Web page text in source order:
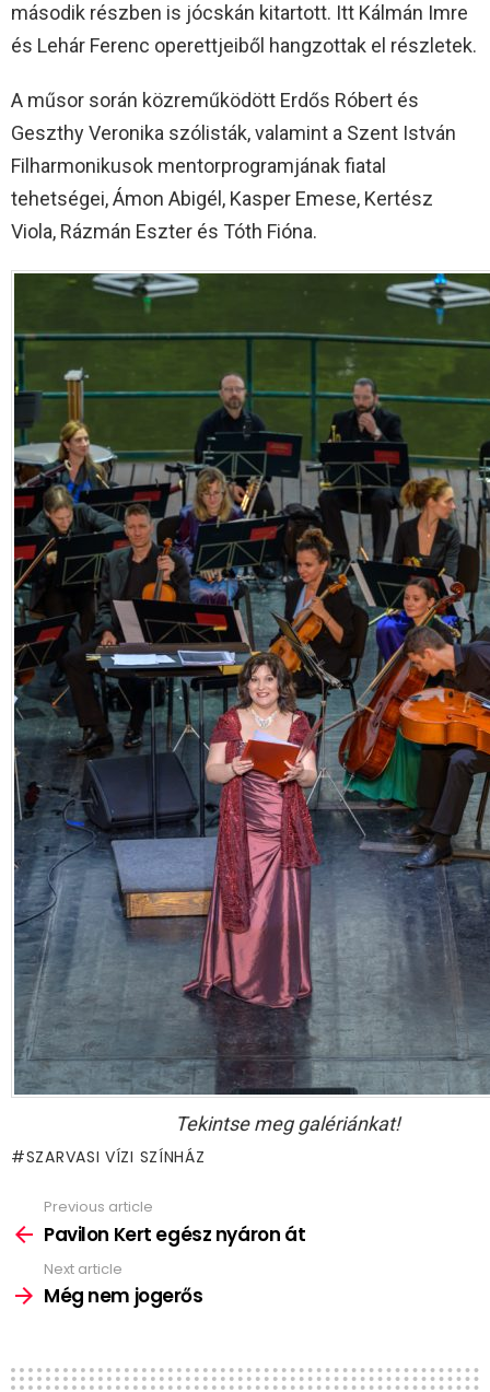
második részben is jócskán kitartott. Itt Kálmán Imre
és Lehár Ferenc operettjeiből hangzottak el részletek.
A műsor során közreműködött Erdős Róbert és
Geszthy Veronika szólisták, valamint a Szent István
Filharmonikusok mentorprogramjának fiatal
tehetségei, Ámon Abigél, Kasper Emese, Kertész
Viola, Rázmán Eszter és Tóth Fióna.
Tekintse meg galériánkat!
SZARVASI VÍZI SZÍNHÁZ
more
Previous article
Pavilon Kert egész nyáron át
Next article
Még nem jogerős